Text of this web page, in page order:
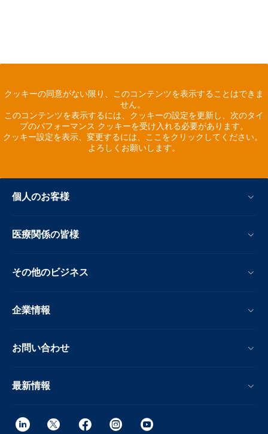
クッキーの同意がない限り、このコンテンツを表示することはできま
せん。
このコンテンツを表示するには、クッキーの設定を更新し、次のタイ
プのパフォーマンス クッキーを受け入れる必要があります。
クッキー設定を表示、変更するには、ここをクリックしてください。
よろしくお願いします。
個人のお客様
医療関係の皆様
その他のビジネス
企業情報
お問い合わせ
最新情報